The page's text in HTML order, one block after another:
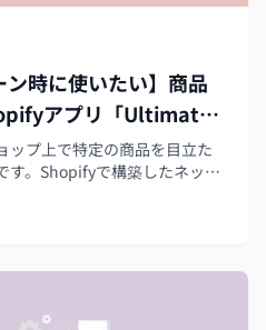
ン時に使いたい】商品
アプリ「Ultimate
説
ップ上で特定の商品を目立た
す。Shopifyで構築したネット
うShopifyアプリを活用して